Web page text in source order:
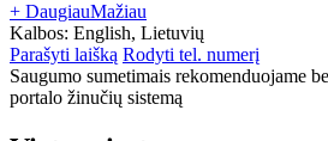
+ DaugiauMažiau
Kalbos: English, Lietuvių
Parašyti laišką Rodyti tel. numerį
Saugumo sumetimais rekomenduojame
portalo žinučių sistemą